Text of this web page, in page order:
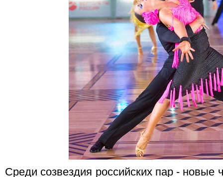
Среди созвездия российских пар -